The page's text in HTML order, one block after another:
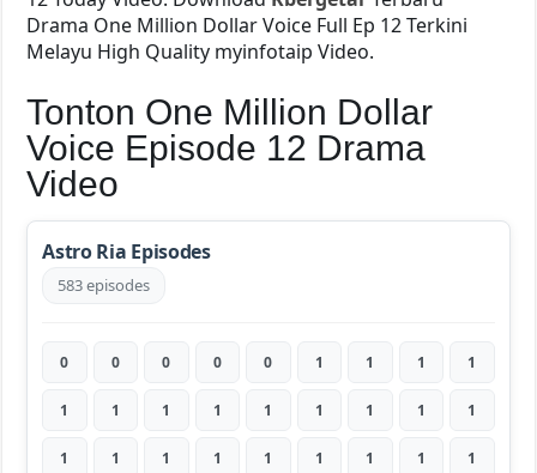
Drama One Million Dollar Voice Full Ep 12 Terkini
Melayu High Quality myinfotaip Video.
Tonton One Million Dollar
Voice Episode 12 Drama
Video
Astro Ria Episodes
583 episodes
0 0 0 0 0 1 1 1 1
1 1 1 1 1 1 1 1 1
1 1 1 1 1 1 1 1 1